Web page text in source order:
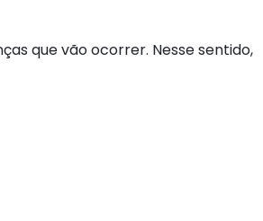
que vão ocorrer. Nesse sentido,